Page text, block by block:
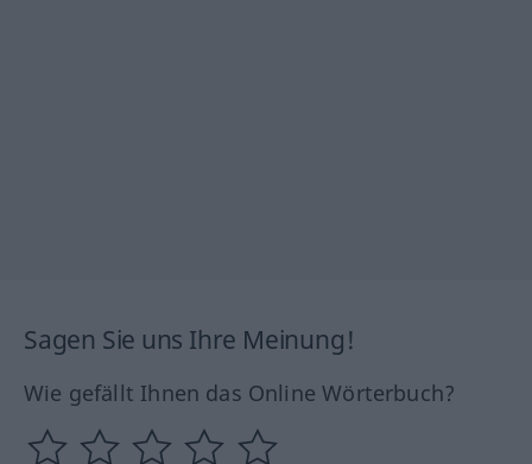
Sagen Sie uns Ihre Meinung!
Wie gefällt Ihnen das Online Wörterbuch?